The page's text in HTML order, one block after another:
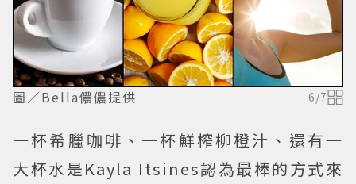
圖／Bella儂儂提供 6/7
一杯希臘咖啡、一杯鮮榨柳橙汁、還有一
大杯水是Kayla Itsines認為最棒的方式來